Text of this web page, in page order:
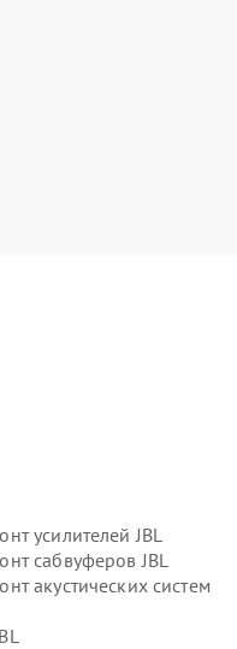
усилителей JBL
сабвуферов JBL
акустических систем